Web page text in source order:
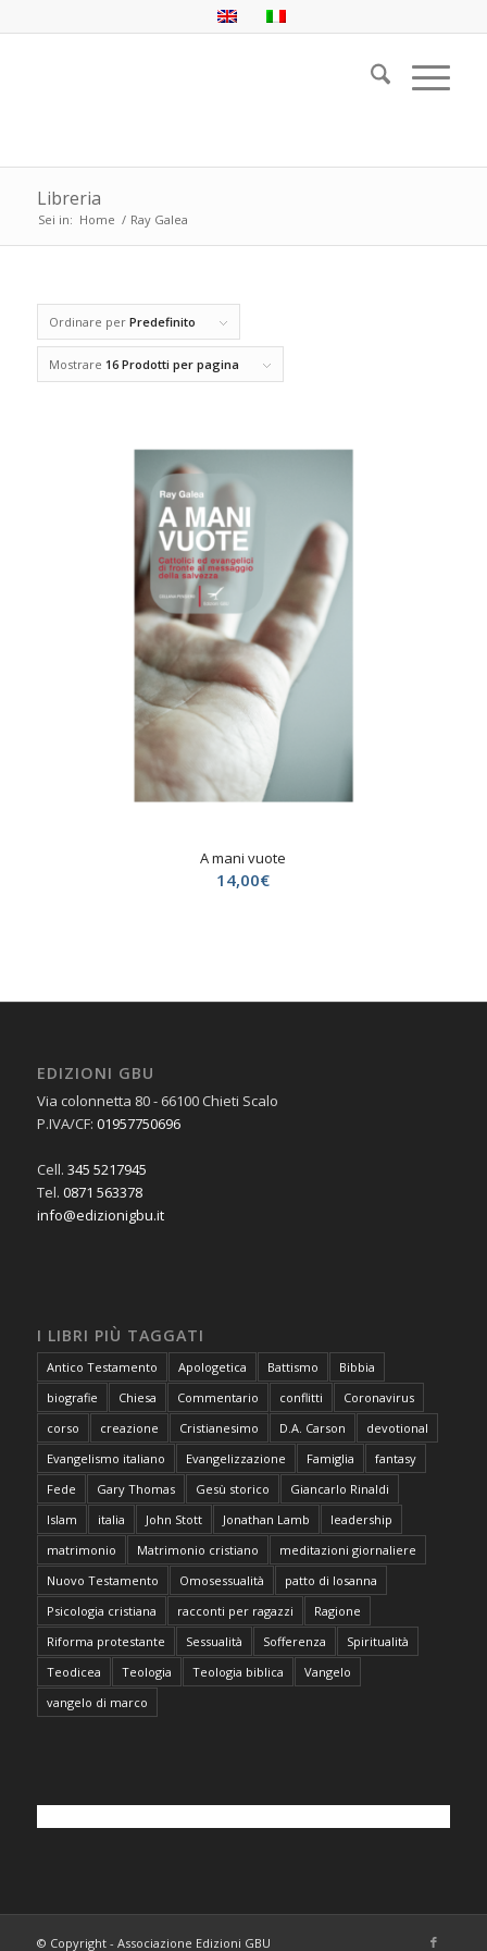
Libreria
Sei in: Home / Ray Galea
Ordinare per Predefinito
Mostrare 16 Prodotti per pagina
A mani vuote
14,00€
EDIZIONI GBU
Via colonnetta 80 - 66100 Chieti Scalo
P.IVA/CF: 01957750696
Cell. 345 5217945
Tel. 0871 563378
info@edizionigbu.it
I LIBRI PIÙ TAGGATI
Antico Testamento Apologetica Battismo
Bibbia
biografie
Chiesa Commentario conflitti
Coronavirus
corso
creazione Cristianesimo D.A. Carson
devotional
Evangelismo italiano
Evangelizzazione Famiglia
fantasy
Fede
Gary Thomas Gesù storico
Giancarlo Rinaldi
Islam
italia John Stott Jonathan Lamb
leadership
matrimonio
Matrimonio cristiano
meditazioni giornaliere
Nuovo Testamento
Omosessualità
patto di losanna
Psicologia cristiana
racconti per ragazzi
Ragione
Riforma protestante
Sessualità Sofferenza
Spiritualità
Teodicea
Teologia Teologia biblica
Vangelo
vangelo di marco
© Copyright - Associazione Edizioni GBU